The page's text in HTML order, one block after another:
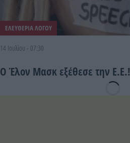
ΕΛΕΥΘΕΡΙΑ ΛΟΓΟΥ
14 Ιουλίου - 07:30
Ο Έλον Μασκ εξέθεσε την